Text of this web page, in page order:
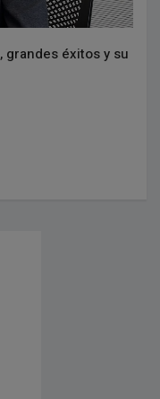
grandes éxitos y su